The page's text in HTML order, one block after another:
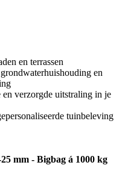
en terrassen
en
verzorgde uitstraling in je
tuinbeleving
mm - Bigbag á 1000 kg